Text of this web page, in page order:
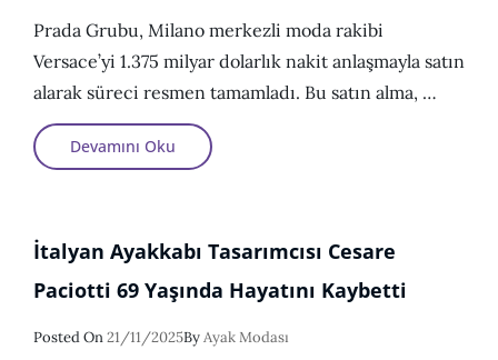
Prada Grubu, Milano merkezli moda rakibi
Versace’yi 1.375 milyar dolarlık nakit anlaşmayla satın
alarak süreci resmen tamamladı. Bu satın alma, …
Devamını Oku Prada,
Versace’yi
Satın
İtalyan Ayakkabı Tasarımcısı Cesare
Paciotti 69 Yaşında Hayatını Kaybetti
Posted OnPosted
21/11/2025ByAyak Modası